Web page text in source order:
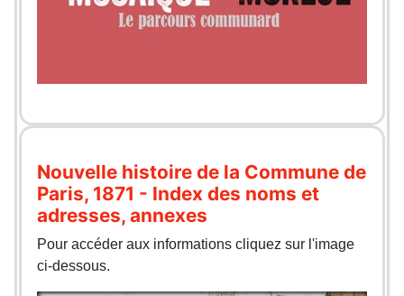
Nouvelle histoire de la Commune de
Paris, 1871 - Index des noms et
adresses, annexes
Pour accéder aux informations cliquez sur l'image
ci-dessous.